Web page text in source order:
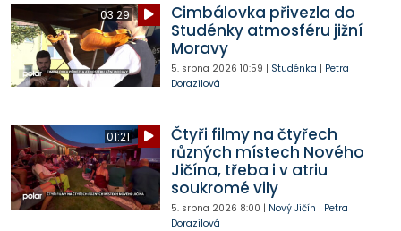
03:29
Cimbálovka přivezla do
Studénky atmosféru jižní
Moravy
5. srpna 2026 10:59 | Studénka | Petra
Dorazilová
01:21
Čtyři filmy na čtyřech
různých místech Nového
Jičína, třeba i v atriu
soukromé vily
5. srpna 2026 8:00 | Nový Jičín | Petra
Dorazilová